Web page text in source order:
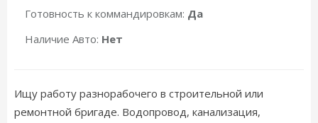
Готовность к коммандировкам: Да
Наличие Авто: Нет
Ищу работу разнорабочего в строительной или
ремонтной бригаде. Водопровод, канализация,